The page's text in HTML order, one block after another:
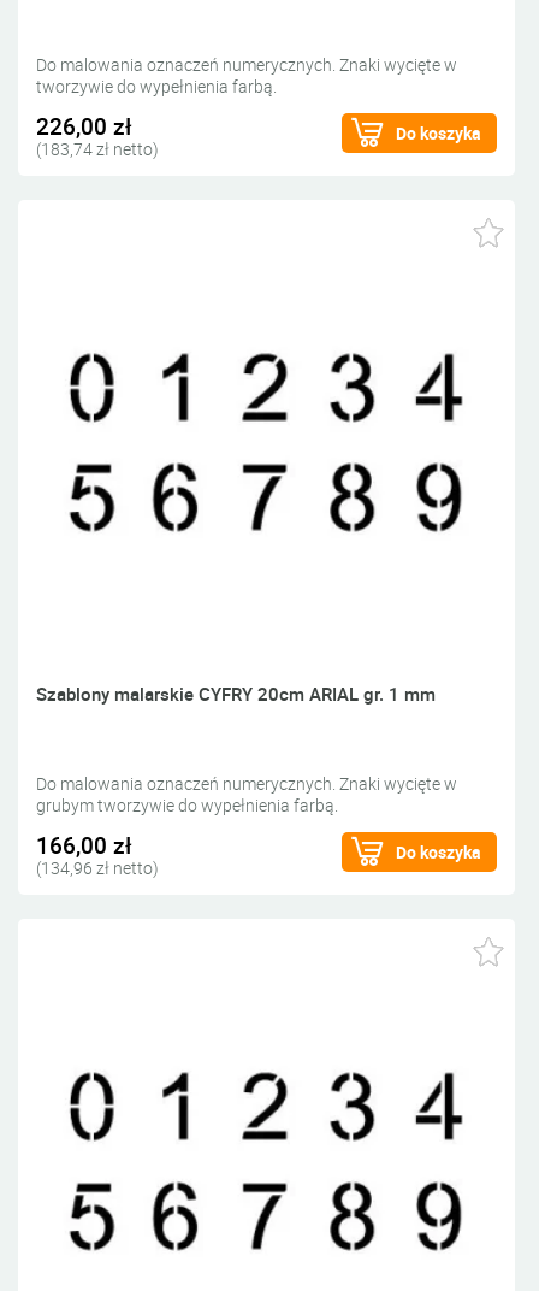
Do malowania oznaczeń numerycznych. Znaki wycięte w
tworzywie do wypełnienia farbą.
226,00 zł
(183,74 zł netto)
Do koszyka
Szablony malarskie CYFRY 20cm ARIAL gr. 1 mm
Do malowania oznaczeń numerycznych. Znaki wycięte w
grubym tworzywie do wypełnienia farbą.
166,00 zł
(134,96 zł netto)
Do koszyka